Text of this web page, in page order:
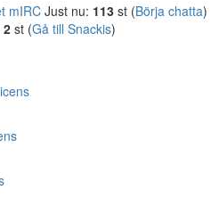
mIRC Just nu: 113 st (Börja chatta)
2 st (Gå till Snackis)